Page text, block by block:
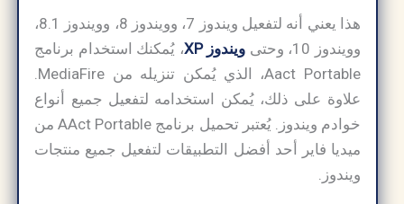
هذا يعني أنه لتفعيل ويندوز 7، وويندوز 8، وويندوز 8.1،
وويندوز 10، وحتى
ويندوز XP
، يُمكنك استخدام برنامج
Aact Portable، الذي يُمكن تنزيله من MediaFire.
علاوة على ذلك، يُمكن استخدامه لتفعيل جميع أنواع
خوادم ويندوز. يُعتبر تحميل برنامج AAct Portable من
ميديا فاير أحد أفضل التطبيقات لتفعيل جميع منتجات
ويندوز.